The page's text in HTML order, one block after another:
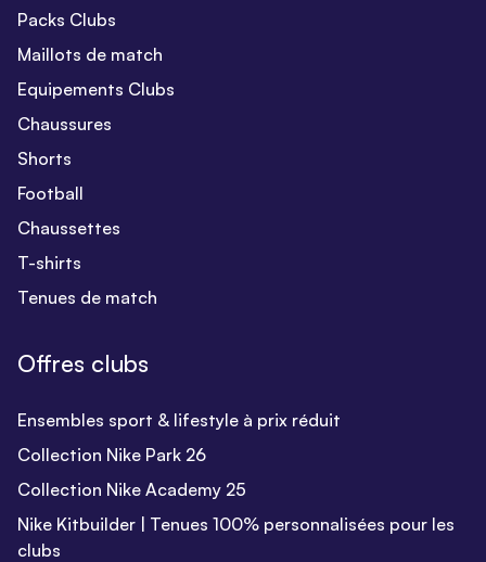
Packs Clubs
Maillots de match
Equipements Clubs
Chaussures
Shorts
Football
Chaussettes
T-shirts
Tenues de match
Offres clubs
Ensembles sport & lifestyle à prix réduit
Collection Nike Park 26
Collection Nike Academy 25
Nike Kitbuilder | Tenues 100% personnalisées pour les
clubs